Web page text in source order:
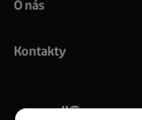
COMPAL CH7465VF
silný signál pro celou
Více o COMPAL CH7465VF
O nás
Kontakty